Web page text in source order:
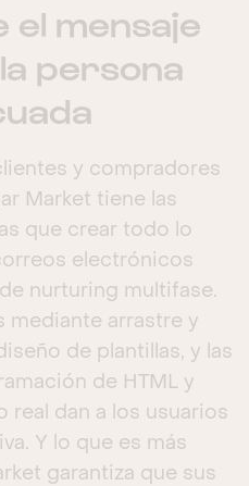
el mensaje
persona
y compradores
Market tiene las
que crear todo lo
electrónicos
nurturing multifase.
mediante arrastre y
de plantillas, y las
de HTML y
real dan a los usuarios
Y lo que es más
garantiza que sus